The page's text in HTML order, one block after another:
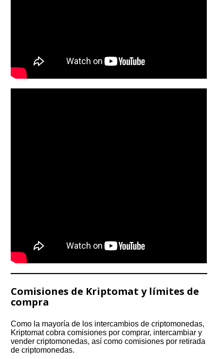
Comisiones de Kriptomat y límites de
compra
Como la mayoría de los intercambios de criptomonedas,
Kriptomat cobra comisiones por comprar, intercambiar y
vender criptomonedas, así como comisiones por retirada
de criptomonedas.